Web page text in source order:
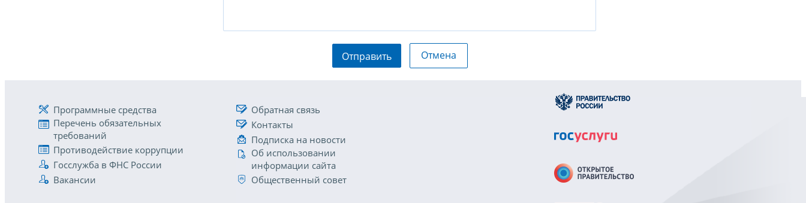
Отправить Отмена
Программные средства
Перечень обязательных
требований
Противодействие коррупции
Госслужба в ФНС России
Вакансии
Обратная связь
Контакты
Подписка на новости
Об использовании
информации сайта
Общественный совет